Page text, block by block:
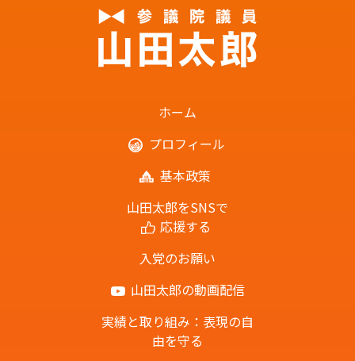
ホーム
プロフィール
基本政策
山田太郎をSNSで
応援する
入党のお願い
山田太郎の動画配信
実績と取り組み：表現の自
由を守る